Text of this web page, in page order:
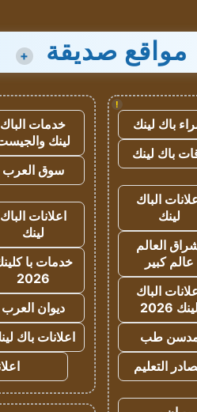
مواقع صديقة +
!
باك لينك
باك لينك
الباك
لينك
العالم
عالم كبير
الباك
لينك 2026
طب
التعليم
خدمات الباك
لينك
سوق العرب
اعلانات الباك
لينك
خدمات با
2026
ديوان العرب
اعلانات باك